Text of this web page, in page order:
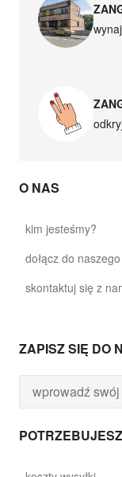
O NAS
kim jesteśmy?
dołącz do
skontaktuj się z
ZAPISZ SIĘ DO